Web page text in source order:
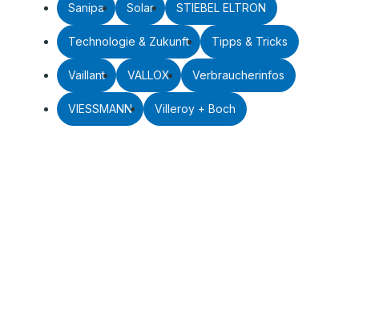
Sanipa Solar STIEBEL ELTRON
Technologie & Zukunft Tipps & Tricks
Vaillant VALLOX Verbraucherinfos
VIESSMANN Villeroy + Boch